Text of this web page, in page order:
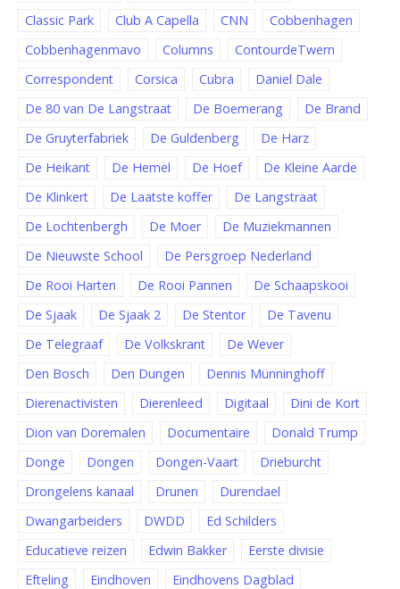
Classic Park
Club A Capella CNN
Cobbenhagen
Cobbenhagenmavo
Columns
ContourdeTwern
Correspondent
Corsica Cubra
Daniel Dale
De 80 van De Langstraat
De Boemerang
De Brand
De Gruyterfabriek
De Guldenberg
De Harz
De Heikant
De Hemel De Hoef
De Kleine Aarde
De Klinkert
De Laatste koffer
De Langstraat
De Lochtenbergh
De Moer
De Muziekmannen
De Nieuwste School
De Persgroep Nederland
De Rooi Harten
De Rooi Pannen
De Schaapskooi
De Sjaak
De Sjaak 2 De Stentor
De Tavenu
De Telegraaf
De Volkskrant
De Wever
Den Bosch
Den Dungen
Dennis Münninghoff
Dierenactivisten
Dierenleed Digitaal
Dini de Kort
Dion van Doremalen
Documentaire
Donald Trump
Donge
Dongen Dongen-Vaart
Drieburcht
Drongelens kanaal
Drunen
Durendael
Dwangarbeiders
DWDD
Ed Schilders
Educatieve reizen
Edwin Bakker
Eerste divisie
Efteling
Eindhoven
Eindhovens Dagblad